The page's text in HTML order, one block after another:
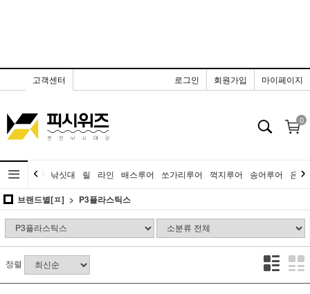
고객센터 로그인 회원가입 마이페이지
0
낚싯대 릴 라인 배스루어 쏘가리루어 꺽지루어 송어루어 은어
브랜드별[ㅍ] P3플라스틱스
정렬